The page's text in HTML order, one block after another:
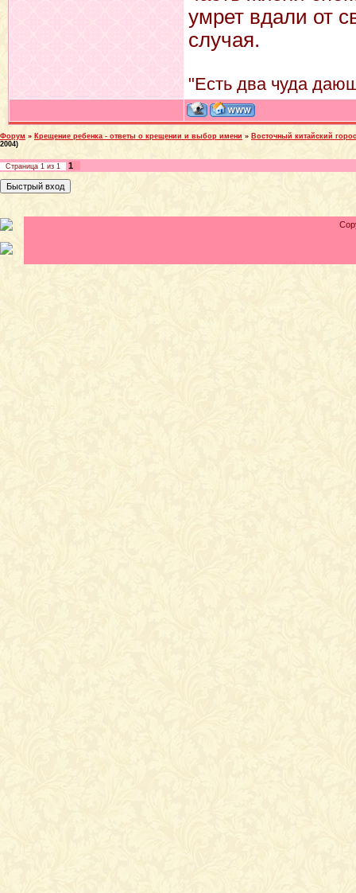
умрет вдали от
случая.
"Есть два чуда
Форум » Крещение ребенка - ответы о крещении и выбор имени » Восточный китайский
2004)
Страница 1 из 1 1